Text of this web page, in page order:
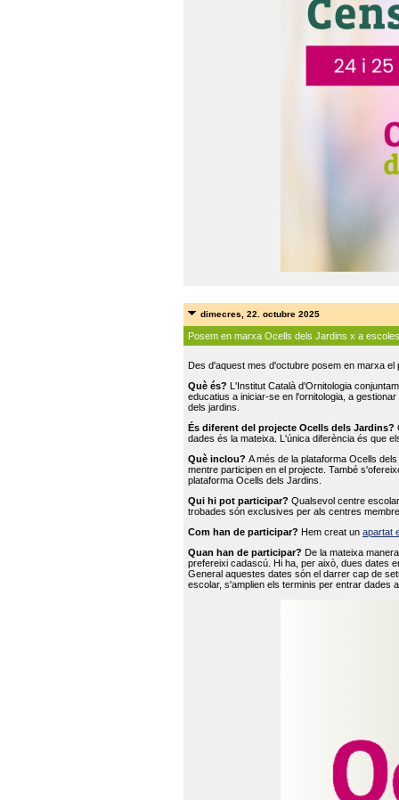
dimecres, 22. octubre 2025
Posem en marxa Ocells dels Jardins x a escoles
Des d'aquest mes d'octubre posem en marxa
Què és? L'Institut Català d'Ornitologia
educatius a iniciar-se en l'ornitologia, a
dels jardins.
És diferent del projecte Ocells dels Jardins?
dades és la mateixa. L'única diferència és que
Què inclou? A més de la plataforma Ocells
mentre participen en el projecte. També
plataforma Ocells dels Jardins.
Qui hi pot participar? Qualsevol centre
trobades són exclusives per als centres
Com han de participar? Hem creat un apartat
Quan han de participar? De la mateixa
prefereixi cadascú. Hi ha, per això, dues dates
General aquestes dates són el darrer cap de
escolar, s'amplien els terminis per entrar dades